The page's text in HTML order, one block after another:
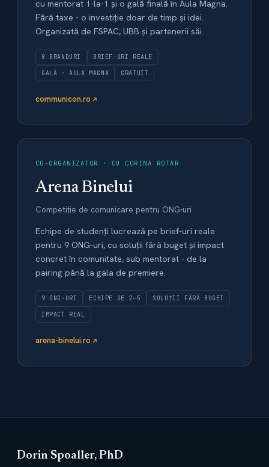
cu mentorat 1-la-1 și o gală finală în Aula Magna.
Fără taxe - o investiție doar de timp și idei.
Organizată de FSPAC, UBB și partenerii săi.
8 BRANDURI BRIEF-URI REALE
GALĂ · AULA MAGNA GRATUIT
communicon.ro
CO-ORGANIZATOR · CU CORINA ROTAR
Arena Binelui
Competiție de comunicare pentru ONG-uri
Echipe de studenți lucrează pe brief-uri reale
pentru 9 ONG-uri, cu soluții fără buget și impact
concret în comunitate, sub mentorat - de la
pairing până la gala de premiere.
9 ONG-URI ECHIPE DE 2–5 SOLUȚII FĂRĂ BUGET
IMPACT REAL
arena-binelui.ro
Dorin Spoaller, PhD